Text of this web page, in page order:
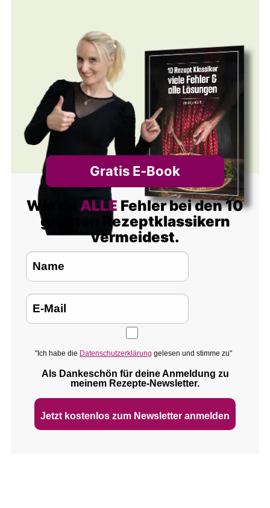
Gratis E‑Book
Wie du ALLE Fehler bei den 10
größten Rezeptklassikern
vermeidest.
"Ich habe die Datenschutzerklärung gelesen und stimme zu"
Als Dankeschön für deine Anmeldung zu
meinem Rezepte‑Newsletter.
Jetzt kostenlos zum Newsletter anmelden